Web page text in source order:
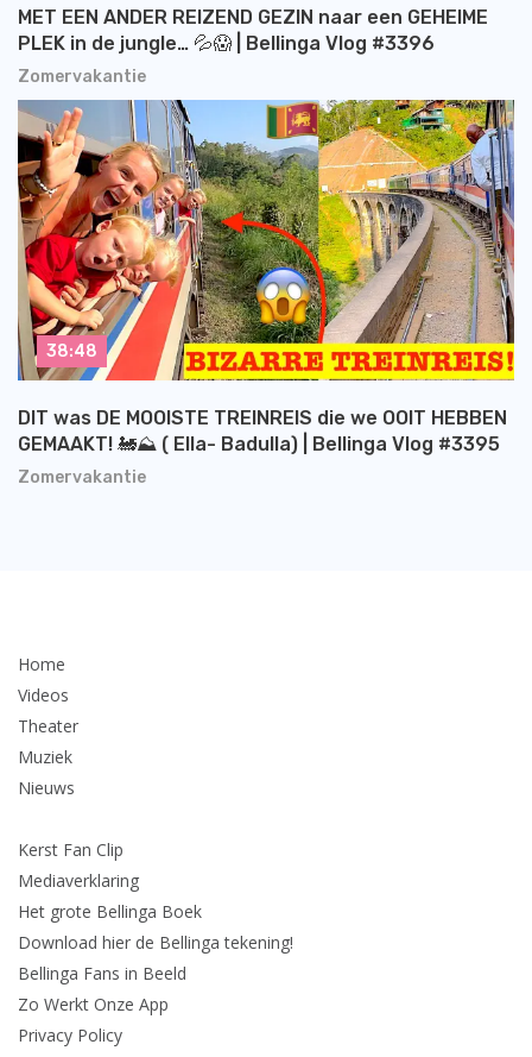
Zomervakantie
MET EEN ANDER REIZEND GEZIN naar een GEHEIME
PLEK in de jungle… 💦😱 | Bellinga Vlog #3396
Zomervakantie
DIT was DE MOOISTE TREINREIS die we OOIT HEBBEN
GEMAAKT! 🚂⛰️ ( Ella- Badulla) | Bellinga Vlog #3395
38:48
Home
Videos
Theater
Muziek
Nieuws
Kerst Fan Clip
Mediaverklaring
Het grote Bellinga Boek
Download hier de Bellinga tekening!
Bellinga Fans in Beeld
Zo Werkt Onze App
Privacy Policy